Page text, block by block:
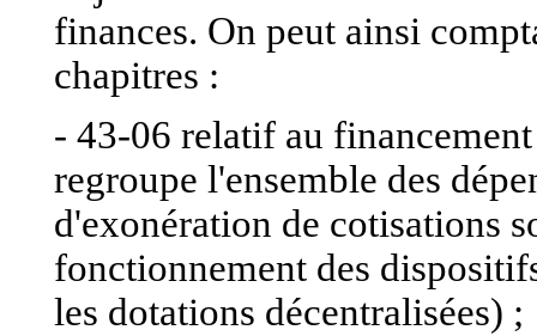
finances. On peut ainsi
chapitres :
- 43-06 relatif au
regroupe l'ensemble des
d'exonération de cotisations
fonctionnement des
les dotations décentralisées) ;